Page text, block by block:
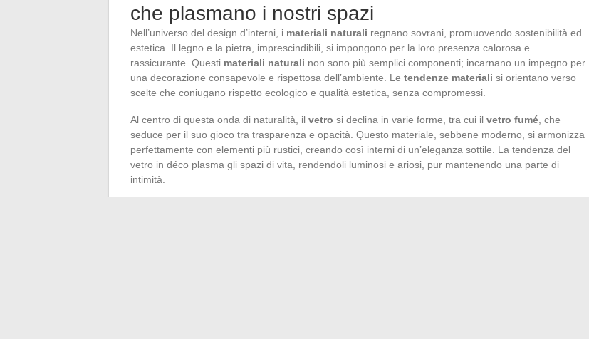
che plasmano i nostri spazi
Nell’universo del design d’interni, i materiali naturali regnano sovrani, promuovendo sostenibilità ed
estetica. Il legno e la pietra, imprescindibili, si impongono per la loro presenza calorosa e
rassicurante. Questi materiali naturali non sono più semplici componenti; incarnano un impegno per
una decorazione consapevole e rispettosa dell’ambiente. Le tendenze materiali si orientano verso
scelte che coniugano rispetto ecologico e qualità estetica, senza compromessi.
Al centro di questa onda di naturalità, il vetro si declina in varie forme, tra cui il vetro fumé , che
seduce per il suo gioco tra trasparenza e opacità. Questo materiale, sebbene moderno, si armonizza
perfettamente con elementi più rustici, creando così interni di un’eleganza sottile. La tendenza del
vetro in déco plasma gli spazi di vita, rendendoli luminosi e ariosi, pur mantenendo una parte di
intimità.